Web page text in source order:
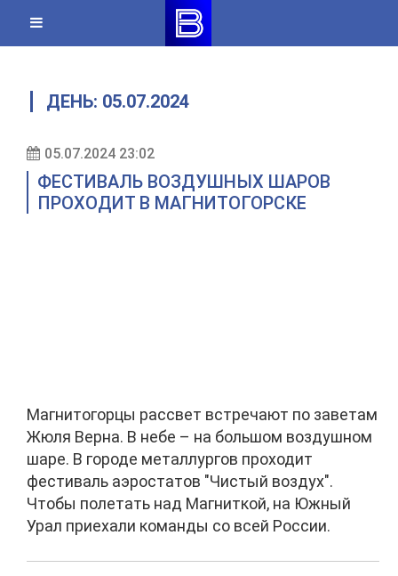
content
ДЕНЬ: 05.07.2024
05.07.2024 23:02
ФЕСТИВАЛЬ ВОЗДУШНЫХ ШАРОВ
ПРОХОДИТ В МАГНИТОГОРСКЕ
Магнитогорцы рассвет встречают по заветам
Жюля Верна. В небе – на большом воздушном
шаре. В городе металлургов проходит
фестиваль аэростатов "Чистый воздух".
Чтобы полетать над Магниткой, на Южный
Урал приехали команды со всей России.